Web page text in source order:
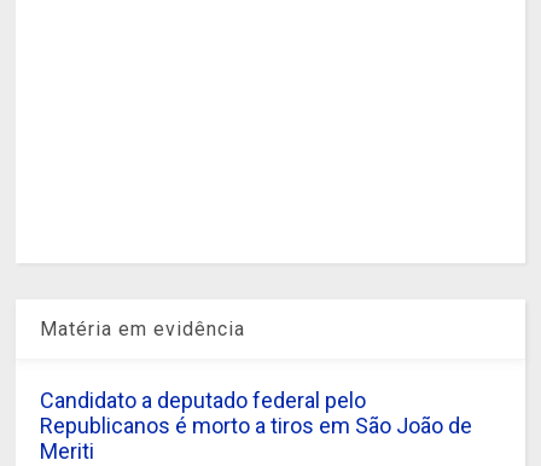
Matéria em evidência
Candidato a deputado federal pelo
Republicanos é morto a tiros em São João de
Meriti